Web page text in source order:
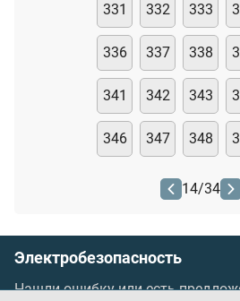
331 332 333
336 337 338
341 342 343
346 347 348
14/34
Электробезопасность
Нашли ошибку или есть